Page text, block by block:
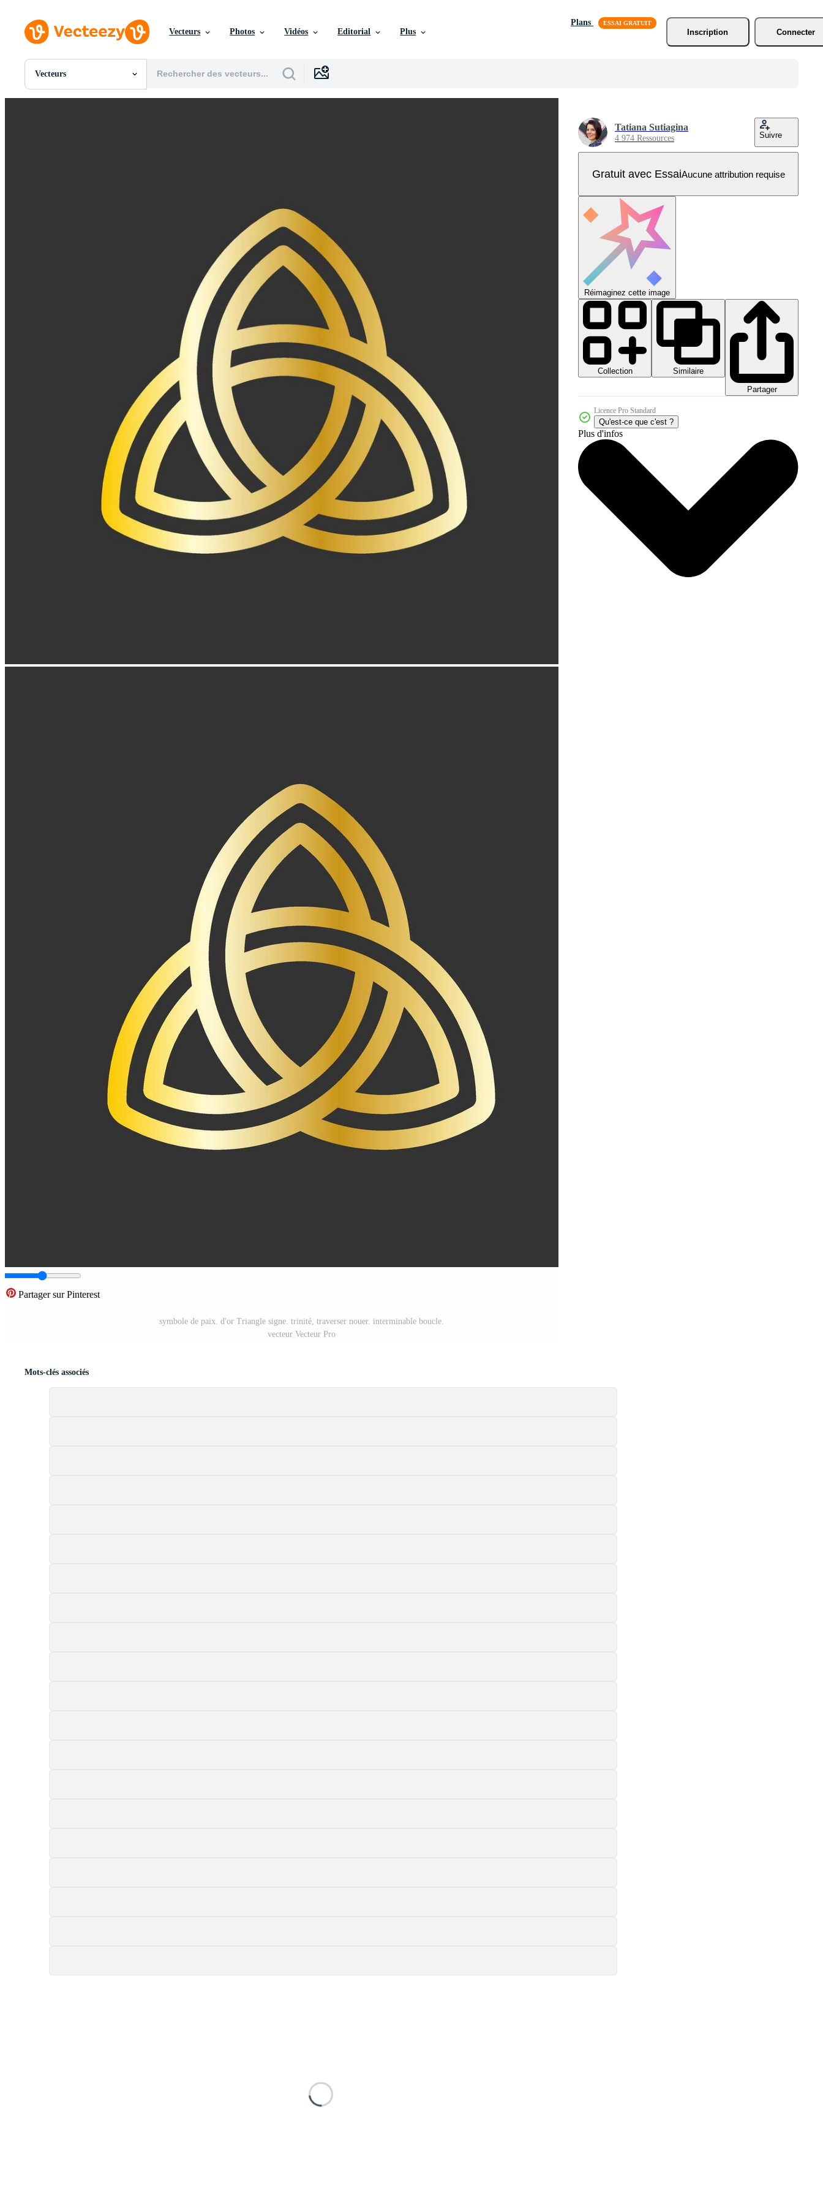
Vecteurs Photos Vidéos Editorial Plus
Plans
Inscription
Connecter
Vecteurs
Toutes Images
Partager sur Pinterest
symbole de paix. d'or Triangle signe. trinité, traverser nouer. interminable boucle.
vecteur Vecteur Pro
Tatiana Sutiagina
4 974 Ressources Suivre
Gratuit avec EssaiAucune attribution requise
Réimaginez cette image
Collection
Similaire
Partager
Licence Pro Standard
Qu'est-ce que c'est ?
Plus d'infos
Mots-clés associés